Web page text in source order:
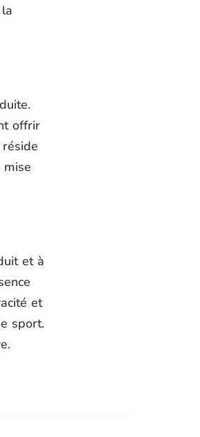
offrir
et à
et
sport.